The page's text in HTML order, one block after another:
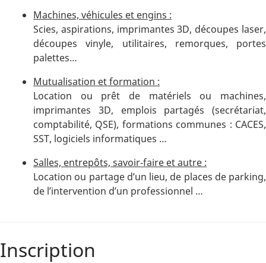
Machines, véhicules et engins :
Scies, aspirations, imprimantes 3D, découpes laser,
découpes vinyle, utilitaires, remorques, portes
palettes…
Mutualisation et formation :
Location ou prêt de matériels ou machines,
imprimantes 3D, emplois partagés (secrétariat,
comptabilité, QSE), formations communes : CACES,
SST, logiciels informatiques …
Salles, entrepôts, savoir-faire et autre :
Location ou partage d’un lieu, de places de parking,
de l’intervention d’un professionnel …
Inscription